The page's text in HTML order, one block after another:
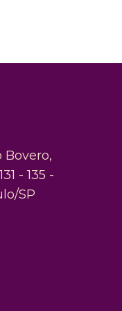
Bovero,
- 135 -
SP